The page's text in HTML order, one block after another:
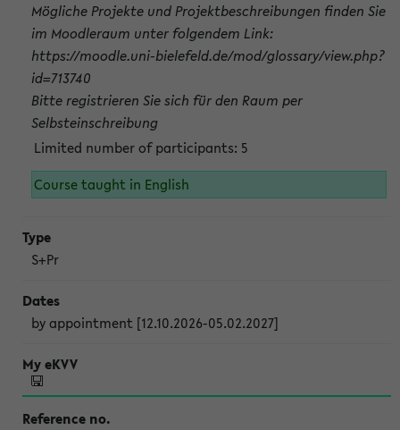
Mögliche Projekte und Projektbeschreibungen finden Sie
im Moodleraum unter folgendem Link:
https://moodle.uni-bielefeld.de/mod/glossary/view.php?
id=713740
Bitte registrieren Sie sich für den Raum per
Selbsteinschreibung
Limited number of participants: 5
Course taught in English
S+Pr
by appointment [12.10.2026-05.02.2027]